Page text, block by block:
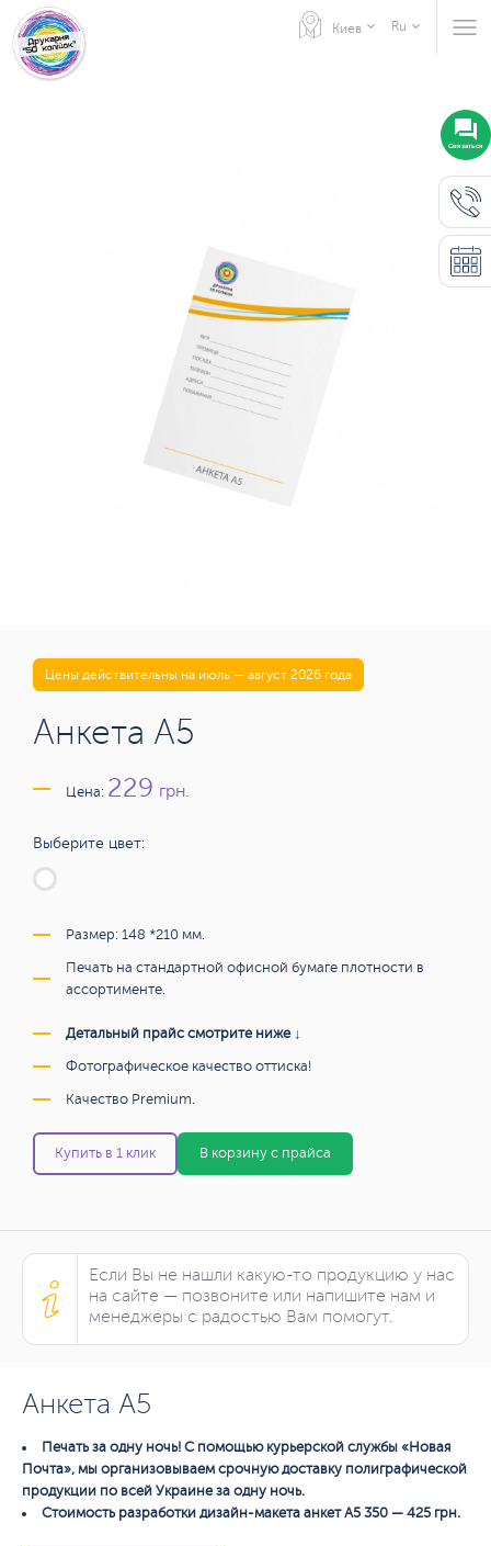
Киев Ru
Цены действительны на июль — август 2026 года
Анкета А5
Цена: 229 грн.
Выберите цвет:
Размер: 148 *210 мм.
Печать на стандартной офисной бумаге плотности в
ассортименте.
Детальный прайс смотрите ниже ↓
Фотографическое качество оттиска!
Качество Premium.
Купить в 1 клик В корзину с прайса
Если Вы не нашли какую-то продукцию у нас
на сайте — позвоните или напишите нам и
менеджеры с радостью Вам помогут.
Анкета А5
Печать за одну ночь! С помощью курьерской службы «Новая
Почта», мы организовываем срочную доставку полиграфической
продукции по всей Украине за одну ночь.
Стоимость разработки дизайн-макета анкет А5 350 — 425 грн.